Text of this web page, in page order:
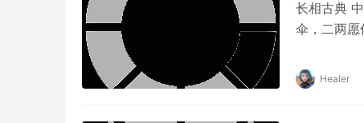
长相古典
伞，二两愿
Healer